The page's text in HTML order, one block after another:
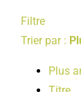
Filtre
Trier par :
Plus